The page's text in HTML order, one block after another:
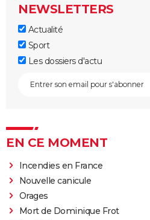
NEWSLETTERS
Actualité
Sport
Les dossiers d'actu
EN CE MOMENT
Incendies en France
Nouvelle canicule
Orages
Mort de Dominique Frot